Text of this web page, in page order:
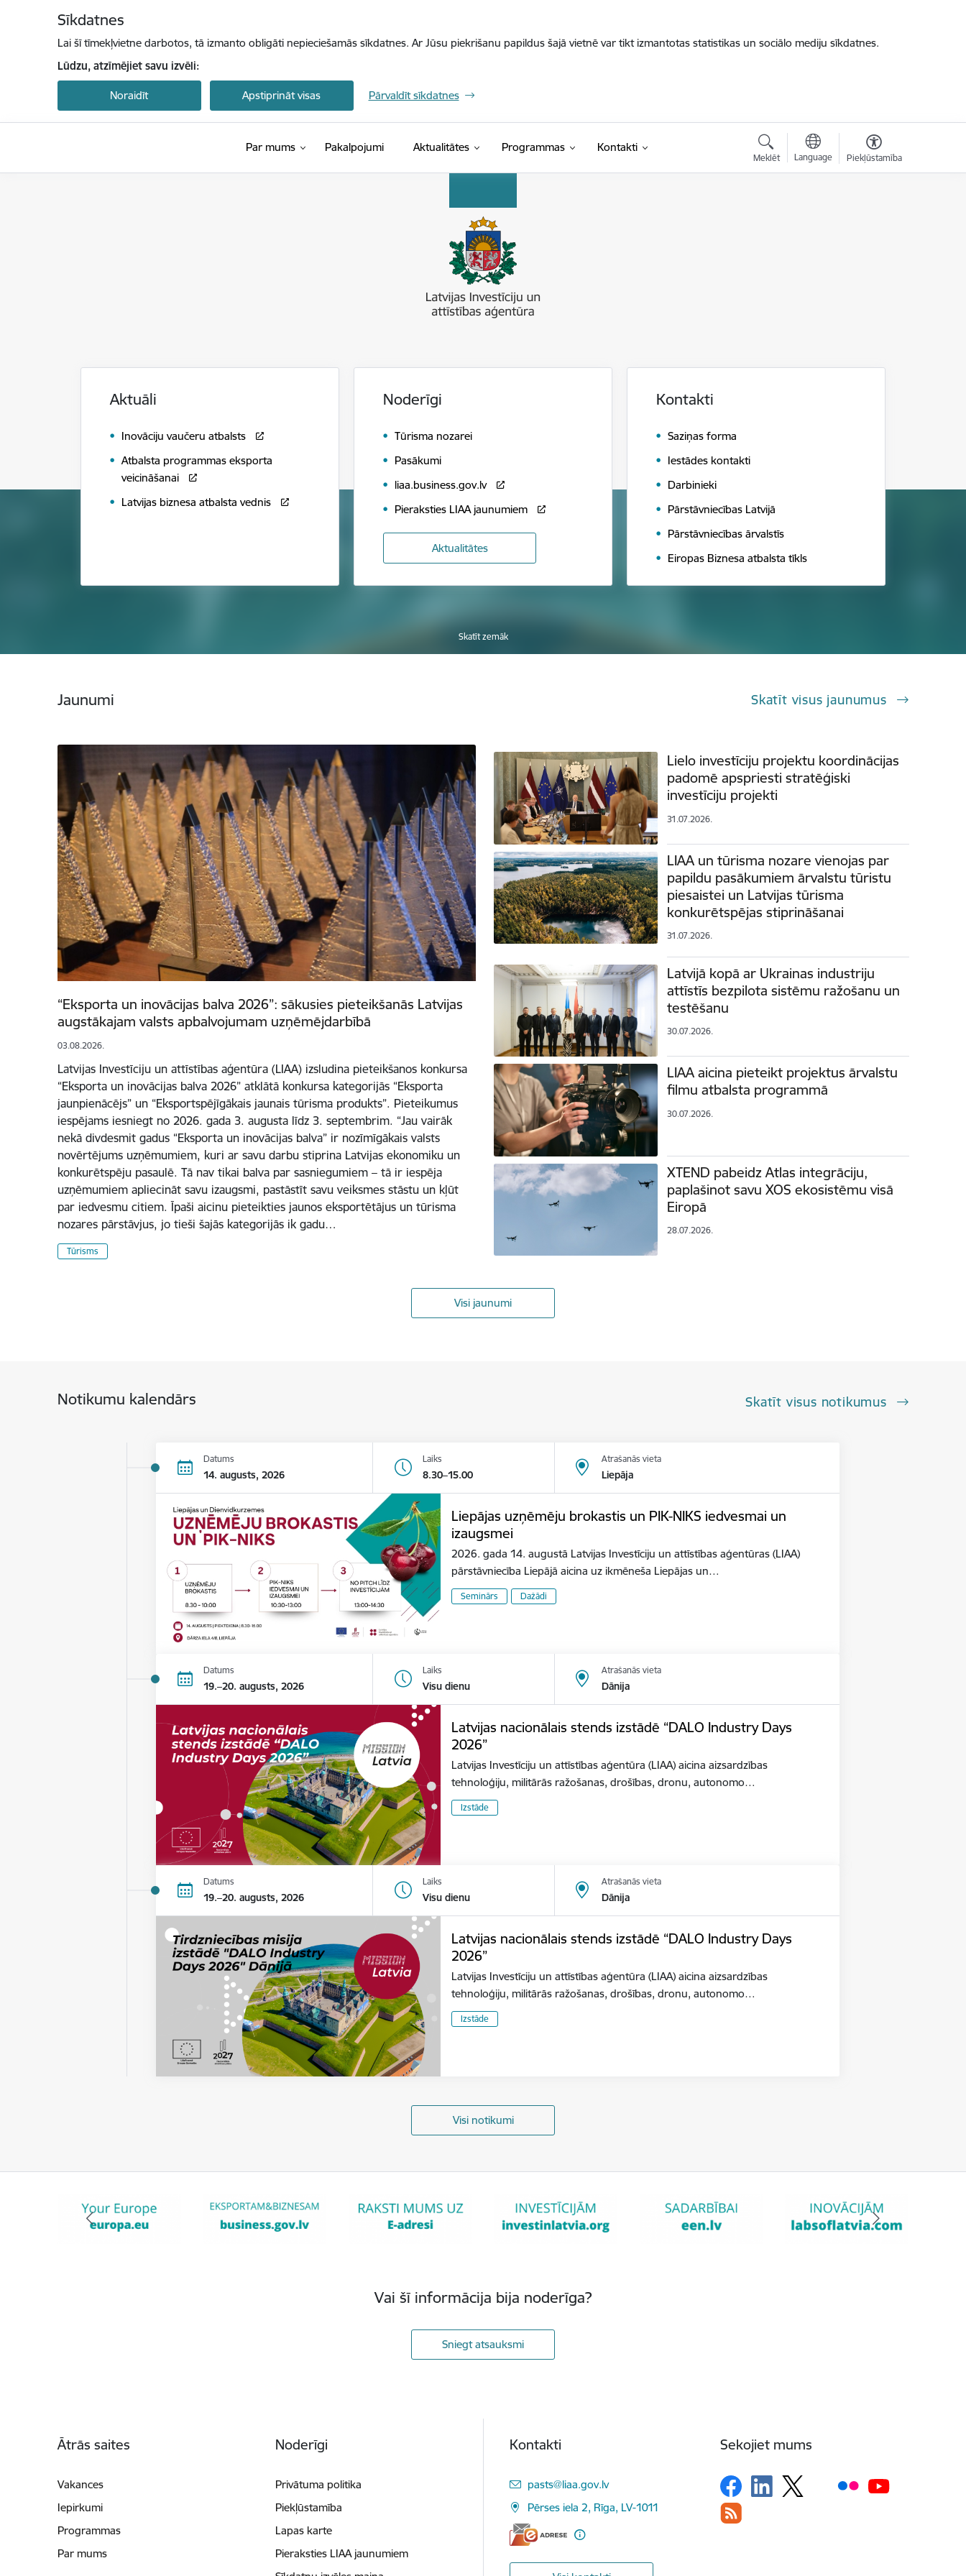
Sīkdatnes
Lai šī tīmekļvietne darbotos, tā izmanto obligāti nepieciešamās sīkdatnes. Ar Jūsu piekrišanu papildus šajā vietnē var tikt izmantotas statistikas un sociālo mediju sīkdatnes.
Lūdzu, atzīmējiet savu izvēli:
Noraidīt Apstiprināt visas Pārvaldīt sīkdatnes
Par mums Pakalpojumi Aktualitātes Programmas Kontakti
Meklēt Language Piekļūstamība
Aktuāli
Inovāciju vaučeru atbalsts
Atbalsta programmas eksporta
veicināšanai
Latvijas biznesa atbalsta vednis
Noderīgi
Tūrisma nozarei
Pasākumi
liaa.business.gov.lv
Pieraksties LIAA jaunumiem
Aktualitātes
Kontakti
Saziņas forma
Iestādes kontakti
Darbinieki
Pārstāvniecības Latvijā
Pārstāvniecības ārvalstīs
Eiropas Biznesa atbalsta tīkls
Skatīt zemāk
Jaunumi Skatīt visus jaunumus
“Eksporta un inovācijas balva 2026”: sākusies pieteikšanās Latvijas
augstākajam valsts apbalvojumam uzņēmējdarbībā
03.08.2026.
Latvijas Investīciju un attīstības aģentūra (LIAA) izsludina pieteikšanos konkursa
“Eksporta un inovācijas balva 2026” atklātā konkursa kategorijās “Eksporta
jaunpienācējs” un “Eksportspējīgākais jaunais tūrisma produkts”. Pieteikumus
iespējams iesniegt no 2026. gada 3. augusta līdz 3. septembrim. “Jau vairāk
nekā divdesmit gadus “Eksporta un inovācijas balva” ir nozīmīgākais valsts
novērtējums uzņēmumiem, kuri ar savu darbu stiprina Latvijas ekonomiku un
konkurētspēju pasaulē. Tā nav tikai balva par sasniegumiem – tā ir iespēja
uzņēmumiem apliecināt savu izaugsmi, pastāstīt savu veiksmes stāstu un kļūt
par iedvesmu citiem. Īpaši aicinu pieteikties jaunos eksportētājus un tūrisma
nozares pārstāvjus, jo tieši šajās kategorijās ik gadu…
Tūrisms
Lielo investīciju projektu koordinācijas
padomē apspriesti stratēģiski
investīciju projekti
31.07.2026.
LIAA un tūrisma nozare vienojas par
papildu pasākumiem ārvalstu tūristu
piesaistei un Latvijas tūrisma
konkurētspējas stiprināšanai
31.07.2026.
Latvijā kopā ar Ukrainas industriju
attīstīs bezpilota sistēmu ražošanu un
testēšanu
30.07.2026.
LIAA aicina pieteikt projektus ārvalstu
filmu atbalsta programmā
30.07.2026.
XTEND pabeidz Atlas integrāciju,
paplašinot savu XOS ekosistēmu visā
Eiropā
28.07.2026.
Visi jaunumi
Notikumu kalendārs Skatīt visus notikumus
Datums
14. augusts, 2026
Laiks
8.30–15.00
Atrašanās vieta
Liepāja
Liepājas uzņēmēju brokastis un PIK-NIKS iedvesmai un
izaugsmei
2026. gada 14. augustā Latvijas Investīciju un attīstības aģentūras (LIAA)
pārstāvniecība Liepājā aicina uz ikmēneša Liepājas un…
Seminārs Dažādi
Datums
19.–20. augusts, 2026
Laiks
Visu dienu
Atrašanās vieta
Dānija
Latvijas nacionālais stends izstādē “DALO Industry Days
2026”
Latvijas Investīciju un attīstības aģentūra (LIAA) aicina aizsardzības
tehnoloģiju, militārās ražošanas, drošības, dronu, autonomo…
Izstāde
Datums
19.–20. augusts, 2026
Laiks
Visu dienu
Atrašanās vieta
Dānija
Latvijas nacionālais stends izstādē “DALO Industry Days
2026”
Latvijas Investīciju un attīstības aģentūra (LIAA) aicina aizsardzības
tehnoloģiju, militārās ražošanas, drošības, dronu, autonomo…
Izstāde
Visi notikumi
Vai šī informācija bija noderīga?
Sniegt atsauksmi
Ātrās saites
Vakances
Iepirkumi
Programmas
Par mums
Noderīgi
Privātuma politika
Piekļūstamība
Lapas karte
Pieraksties LIAA jaunumiem
Kontakti
E-pasts:
pasts@liaa.gov.lv
Pērses iela 2, Rīga, LV-1011
Sekojiet mums